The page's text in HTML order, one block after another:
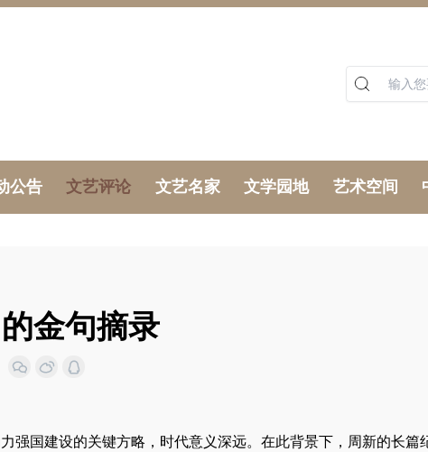
公告 文艺评论 文艺名家 文学园地 艺术空间
金句摘录
国建设的关键方略，时代意义深远。在此背景下，周新的长篇